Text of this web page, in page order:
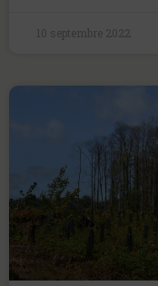
10 septembre 2022